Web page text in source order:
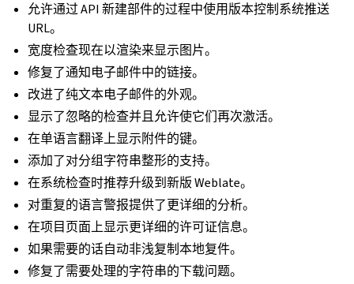
允许通过 API 新建部件的过程中使用版本控制系统推送
URL。
宽度检查现在以渲染来显示图片。
修复了通知电子邮件中的链接。
改进了纯文本电子邮件的外观。
显示了忽略的检查并且允许使它们再次激活。
在单语言翻译上显示附件的键。
添加了对分组字符串整形的支持。
在系统检查时推荐升级到新版 Weblate。
对重复的语言警报提供了更详细的分析。
在项目页面上显示更详细的许可证信息。
如果需要的话自动非浅复制本地复件。
修复了需要处理的字符串的下载问题。